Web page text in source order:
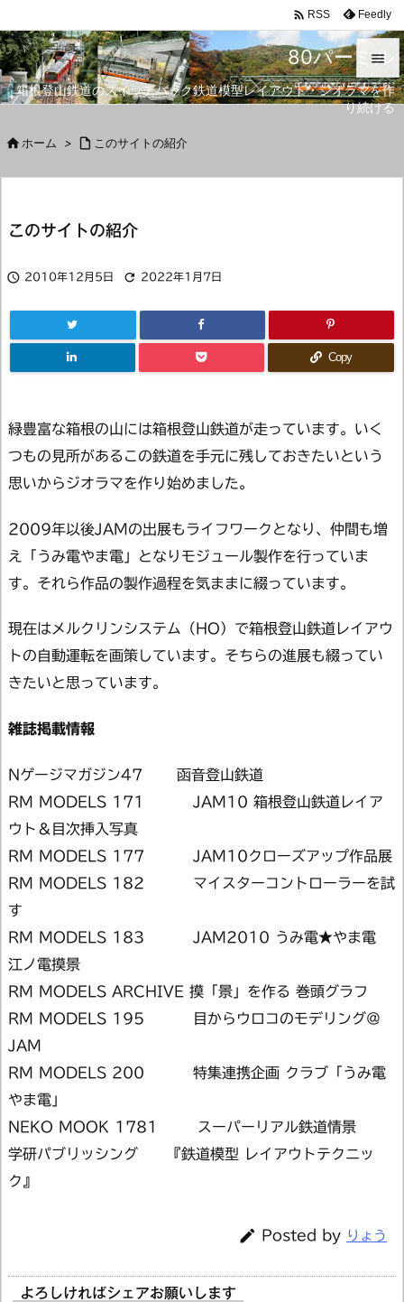
80パーミル
箱根登山鉄道のスイッチバック鉄道模型レイアウト・ジオラマを作
り続ける


メニュ
 RSS Feedly
 ホーム >  このサイトの紹介
このサイトの紹介
 2010年12月5日  2022年1月7日
Copy
緑豊富な箱根の山には箱根登山鉄道が走っています。いく
つもの見所があるこの鉄道を手元に残しておきたいという
思いからジオラマを作り始めました。
2009年以後JAMの出展もライフワークとなり、仲間も増
え「うみ電やま電」となりモジュール製作を行っていま
す。それら作品の製作過程を気ままに綴っています。
現在はメルクリンシステム（HO）で箱根登山鉄道レイアウ
トの自動運転を画策しています。そちらの進展も綴ってい
きたいと思っています。
雑誌掲載情報
Nゲージマガジン47 函音登山鉄道
RM MODELS 171 JAM10 箱根登山鉄道レイア
ウト＆目次挿入写真
RM MODELS 177 JAM10クローズアップ作品展
RM MODELS 182 マイスターコントローラーを試
す
RM MODELS 183 JAM2010 うみ電★やま電
江ノ電摸景
RM MODELS ARCHIVE 摸「景」を作る 巻頭グラフ
RM MODELS 195 目からウロコのモデリング＠
JAM
RM MODELS 200 特集連携企画 クラブ「うみ電
やま電」
NEKO MOOK 1781 スーパーリアル鉄道情景
学研パブリッシング 『鉄道模型 レイアウトテクニッ
ク』
 Posted by りょう
よろしければシェアお願いします